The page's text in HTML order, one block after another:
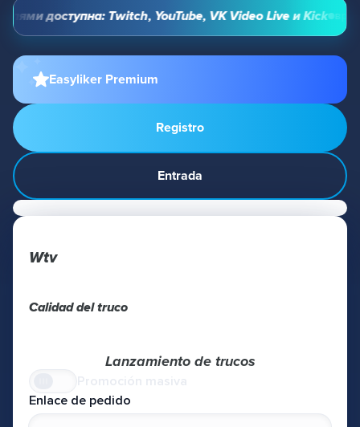
доступна: Twitch, YouTube, VK Video Live и Kick
Easyliker Premium
Registro
Entrada
Wtv
Calidad del truco
Lanzamiento de trucos
Enlace de pedido